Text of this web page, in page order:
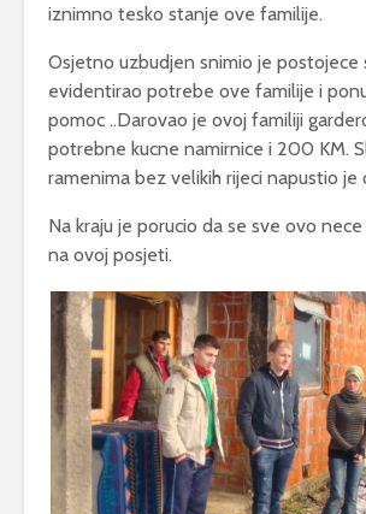
iznimno tesko stanje ove familije.
Osjetno uzbudjen snimio je postojece
evidentirao potrebe ove familije i
pomoc ..Darovao je ovoj familiji
potrebne kucne namirnice i 200 KM.
ramenima bez velikih rijeci napustio je
Na kraju je porucio da se sve ovo
na ovoj posjeti.